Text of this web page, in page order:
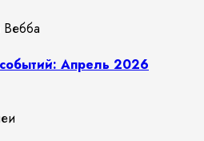
Апрель 2026